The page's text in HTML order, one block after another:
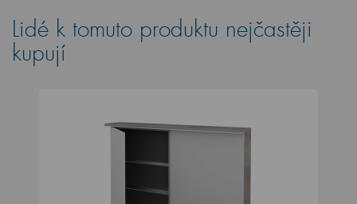
Lidé k tomuto produktu nejčastěji
kupují